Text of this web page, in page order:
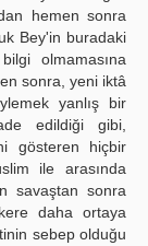
hemen sonra
Bey'in buradaki
olmamasına
sonra, yeni iktâ
yanlış bir
edildiği gibi,
gösteren hiçbir
ile arasında
savaştan sonra
daha ortaya
sebep olduğu